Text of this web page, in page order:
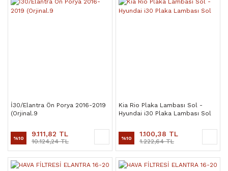
İ30/Elantra Ön Porya 2016-2019
(Orjinal.9
%10 9.111,82 TL
10.124,24 TL
Kia Rio Plaka Lambası Sol -
Hyundai i30 Plaka Lambası Sol
%10 1.100,38 TL
1.222,64 TL